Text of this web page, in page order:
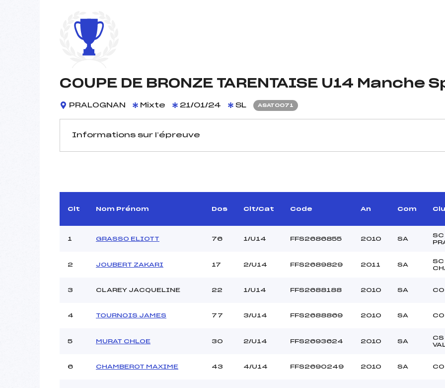
COUPE DE BRONZE TARENTAISE U14 Manche
PRALOGNAN Mixte 21/01/24 SL ASAT0071
Informations sur l’épreuve
Arbitre :
BANTIN BAPTISTE (SA)
Altitude départ :
Homologation :
Heure de départ :
1245
Ouvreurs B :
Ouvreurs D :
–
Météo :
–
Heure de départ :
Ouvreurs D :
Température
Clt Nom Prénom Dos Clt/Cat Code An Com
1 GRASSO ELIOTT 76 1/U14 FFS2686855 2010 SA
SC
2 JOUBERT ZAKARI 17 2/U14 FFS2689829 2011 SA
SC
3 CLAREY JACQUELINE 22 1/U14 FFS2688188 2010 SA
4 TOURNOIS JAMES 77 3/U14 FFS2688869 2010 SA
5 MURAT CHLOE 30 2/U14 FFS2693624 2010 SA
CS
6 CHAMBEROT MAXIME 43 4/U14 FFS2690249 2010 SA